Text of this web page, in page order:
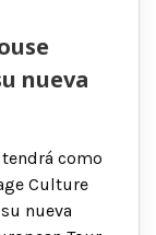
nueva
como
Culture
nueva